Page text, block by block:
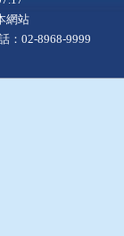
網站
：02-8968-9999